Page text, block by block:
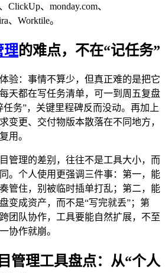
ClickUp、monday.com、
、Worktile。
理的难点，不在“记任务”
验：事情不算少，但真正难的是把它
天都在写任务清单，可一到周五复盘
务”，关键里程碑反而没动。再加上
变更、交付物版本散落在不同地方，
用。
管理的差别，往往不是工具大小，而
。个人使用更强调三件事：第一，能
管住，别被临时插单打乱；第二，能
变成资产，而不是“写完就丢”；第
团队协作，工具要能自然扩展，不至
协作就崩。
管理工具盘点：从“个人